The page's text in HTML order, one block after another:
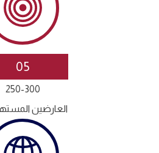
05
250-300
العارضين